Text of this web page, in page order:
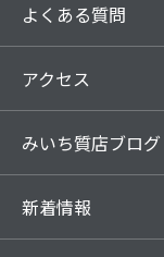
よくある質問
アクセス
みいち質店ブログ
新着情報